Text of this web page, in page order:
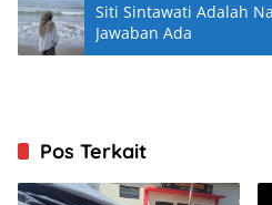
Siti Sintawati Adalah
Jawaban Ada
Pos Terkait